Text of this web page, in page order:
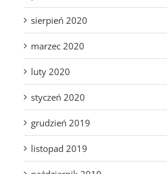
sierpień 2020
marzec 2020
luty 2020
styczeń 2020
grudzień 2019
listopad 2019